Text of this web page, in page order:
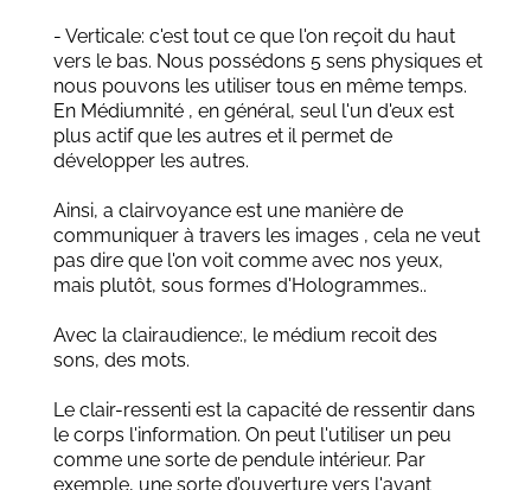
- Verticale: c'est tout ce que l'on reçoit du haut
vers le bas. Nous possédons 5 sens physiques et
nous pouvons les utiliser tous en même temps.
En Médiumnité , en général, seul l'un d'eux est
plus actif que les autres et il permet de
développer les autres.
Ainsi, a clairvoyance est une manière de
communiquer à travers les images , cela ne veut
pas dire que l'on voit comme avec nos yeux,
mais plutôt, sous formes d'Hologrammes..
Avec la clairaudience:, le médium recoit des
sons, des mots.
Le clair-ressenti est la capacité de ressentir dans
le corps l'information. On peut l'utiliser un peu
comme une sorte de pendule intérieur. Par
exemple, une sorte d’ouverture vers l'avant